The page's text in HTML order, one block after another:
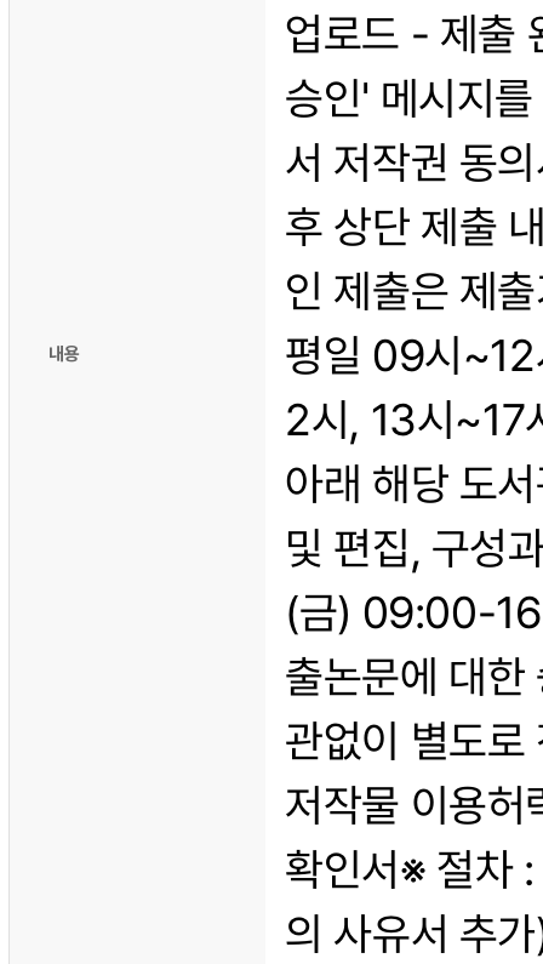
내용
업로드 - 제출
승인' 메시지
서 저작권 동
후 상단 제출
인 제출은 제
평일 09시
2시, 13시~17
아래 해당 도
및 편집, 구성
(금) 09:00-
출논문에 대
관없이 별도
저작물 이용
확인서※ 절차
의 사유서 추